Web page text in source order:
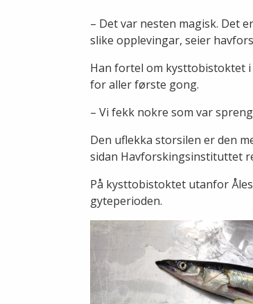
– Det var nesten magisk. Det
slike opplevingar, seier
Han fortel om kysttobistoktet
for aller første gong.
– Vi fekk nokre som var
Den uflekka storsilen er den
sidan Havforskingsinstituttet
På kysttobistoktet utanfor
gyteperioden.